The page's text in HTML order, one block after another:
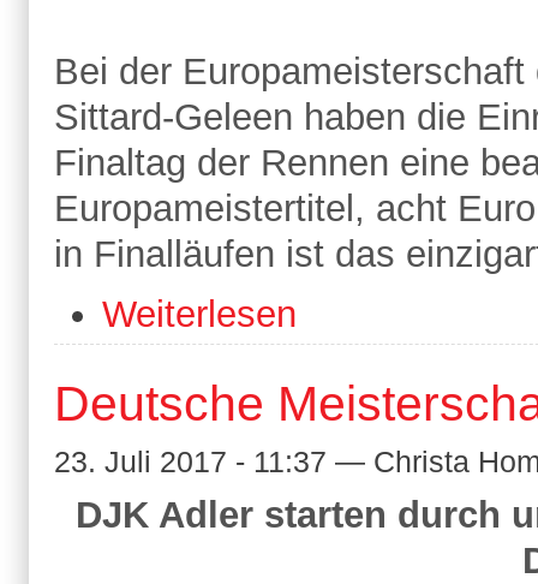
Bei der
Sittard-Geleen haben die
Finaltag der Rennen eine
Europameistertitel, acht
in Finalläufen ist das
Weiterlesen
Deutsche
23. Juli 2017 - 11:37 — Christa
DJK Adler starten durch